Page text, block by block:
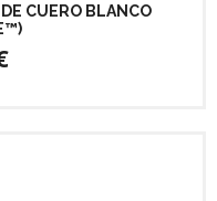
CUERO BLANCO